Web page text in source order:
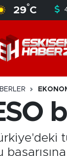
29°C
Durumu ve